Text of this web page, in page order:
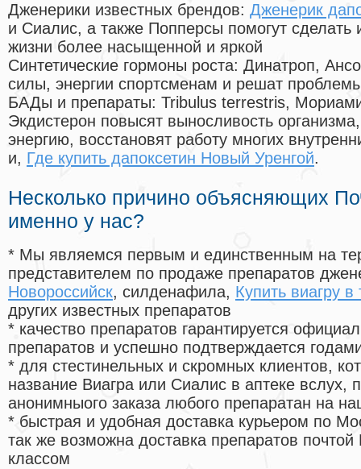
Дженерики известных брендов: Дженерик
и Сиалис, а также Попперсы помогут
жизни более насыщенной и яркой
Синтетические гормоны роста: Динатроп,
силы, энергии спортсменам и решат
БАДы и препараты: Tribulus terrestris,
Экдистерон повысят выносливость
энергию, восстановят работу многих
и, Где купить дапоксетин Новый Уренгой.
Несколько причино объясняющих
именно у нас?
* Мы являемся первым и единственным на
представителем по продаже препаратов
Новороссийск, силденафила, Купить виагру в
других известных препаратов
* качество препаратов гарантируется
препаратов и успешно подтверждается
* для стестинельных и скромных клиентов,
название Виагра или Сиалис в аптеке вслух,
анонимныого заказа любого препаратан на
* быстрая и удобная доставка курьером по
так же возможна доставка препаратов
классом